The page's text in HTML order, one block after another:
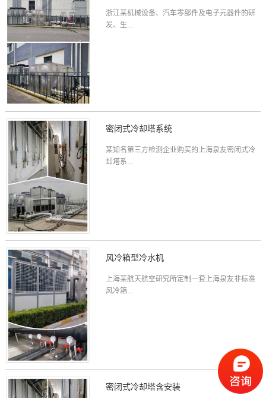
浙江某机械设备、汽车零部件及电子元器件的研
发、生...
密闭式冷却塔系统
某知名第三方检测企业购买的上海泉友密闭式冷
却塔系...
风冷箱型冷水机
上海某航天航空研究所定制一套上海泉友非标准
风冷箱...
密闭式冷却塔含安装